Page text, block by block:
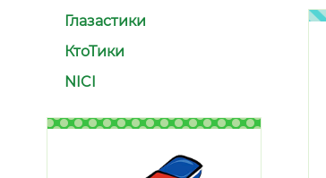
Глазастики
КтоТики
NICI